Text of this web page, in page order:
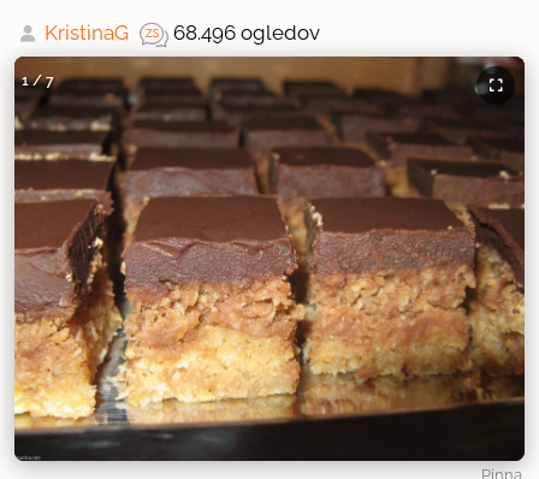
KristinaG 68.496 ogledov
1/7
Pinna